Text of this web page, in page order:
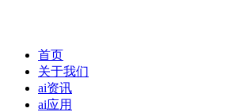
首页
关于我们
ai资讯
ai应用